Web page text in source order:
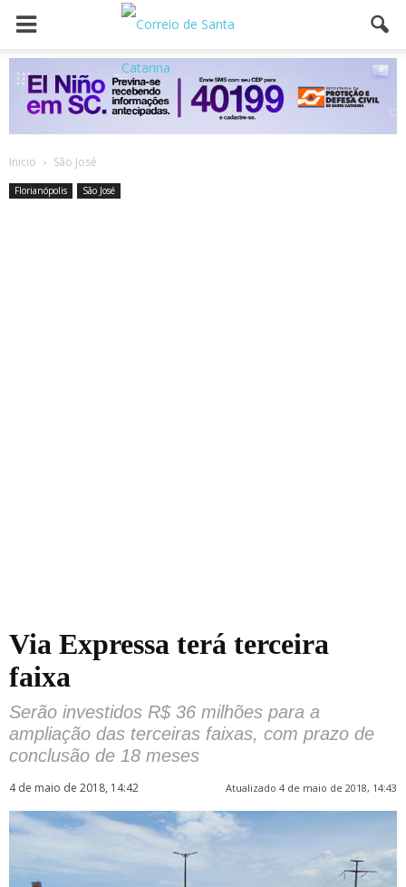
Inicio São José
Florianópolis São José
Via Expressa terá terceira
faixa
Serão investidos R$ 36 milhões para a
ampliação das terceiras faixas, com prazo de
conclusão de 18 meses
4 de maio de 2018, 14:42 Atualizado 4 de maio de 2018, 14:43